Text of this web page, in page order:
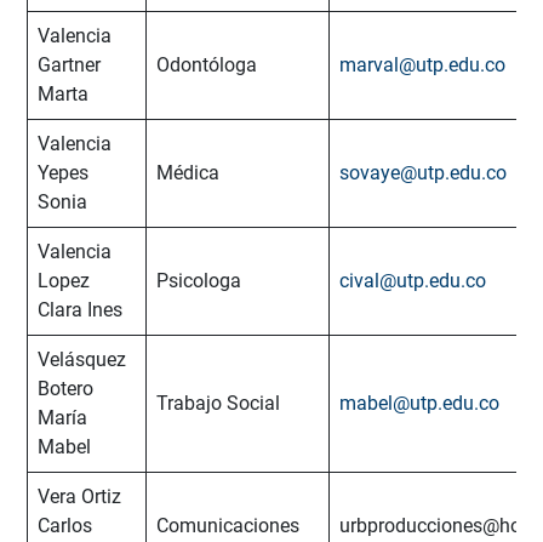
Valencia
Gartner
Marta
Odontóloga marval@utp.edu.co
Valencia
Yepes
Sonia
Médica sovaye@utp.edu.co
Valencia
Lopez
Clara Ines
Psicologa cival@utp.edu.co
Velásquez
Botero
María
Mabel
Trabajo Social mabel@utp.edu.co
Vera Ortiz
Carlos
Comunicaciones